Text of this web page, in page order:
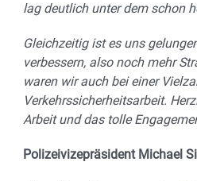
lag deutlich unter dem schon
Gleichzeitig ist es uns
verbessern, also noch mehr
waren wir auch bei einer
Verkehrssicherheitsarbeit.
Arbeit und das tolle
Polizeivizepräsident Michael